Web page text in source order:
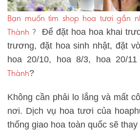
Bạn muốn tìm shop hoa tươi gần
Thành ? Để đặt hoa hoa khai
trương, đặt hoa sinh nhật, đặt
hoa 20/10, hoa 8/3, hoa 20/
Thành?
Không cần phải lo lắng và mất
nơi. Dịch vụ hoa tươi của
thống giao hoa toàn quốc sẽ